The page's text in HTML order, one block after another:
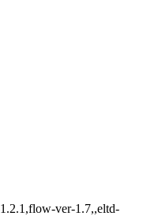
ver-1.7,,eltd-